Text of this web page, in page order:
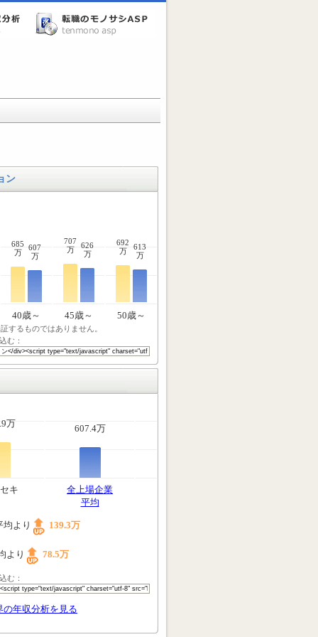
ン
685
万
607
万
707
万
626
万
692
万
613
万
40歳～ 45歳～ 50歳～
するものではありません。
む：
万 607.4万
キ
全上場企業
平均
均より 139.3万
より 78.5万
む：
の年収分析を見る